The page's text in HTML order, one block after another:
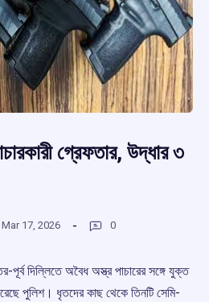
গ্রেফতার, উদ্ধার ৩
Mar 17, 2026 0
পূর্ব দিল্লিতে অবৈধ অস্ত্র পাচারের সঙ্গে যুক্ত
পুলিশ। ধৃতদের কাছ থেকে তিনটি সেমি-